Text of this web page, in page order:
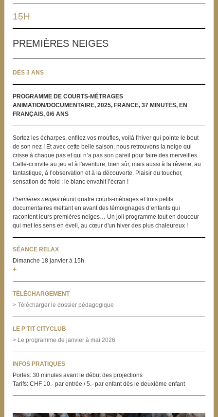
15H
PREMIÈRES NEIGES
DÈS 3 ANS
PROGRAMME DE COURTS-MÉTRAGES
ANIMATION/DOCUMENTAIRE, 2025, FRANCE, 37 MINUTES, EN
FRANÇAIS, 0/6 ANS
Sortez les écharpes, enfilez vos moufles, voilà l'hiver qui pointe le bout
de son nez ! Et avec cette belle saison, nous retrouvons la neige qui
crisse à chaque pas et qui n’a pas son pareil pour faire des merveilles.
Celle-ci invite au jeu et à l'aventure, bien sûr, mais aussi à la rêverie, au
fantastique, à l’observation et à la découverte. Plaisir du toucher,
sensation de froid : le blanc envahit l’écran !
Premières neigesréunit quatre courts-métrages et trois petits
documentaires mettant en avant des témoignages d’enfants qui
racontent leurs premières neiges… Un joli programme tout en douceur
qui met les sens en éveil, au cœur d'un hiver des plus chaleureux !
SÉANCE RELAX
Dimanche 18 janvier à 15h
+
TÉLÉCHARGEMENT
> Télécharger le dossier pédagogique
LE P'TIT CITYCLUB
> Le programme de janvier à mai 2026
INFOS PRATIQUES
Portes: 30 minutes avant le début des projections
Tarifs: CHF 10.- par entrée / 5.- par enfant dès le deuxième enfant